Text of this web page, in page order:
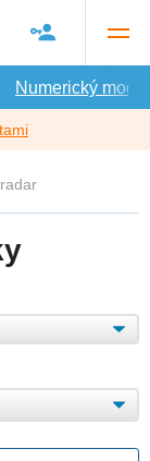
Numerický model